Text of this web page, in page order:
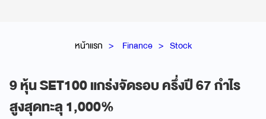
หน้าแรก Finance Stock
9 หุ้น SET100 แกร่งจัดรอบ ครึ่งปี 67 กำไร
สูงสุดทะลุ 1,000%